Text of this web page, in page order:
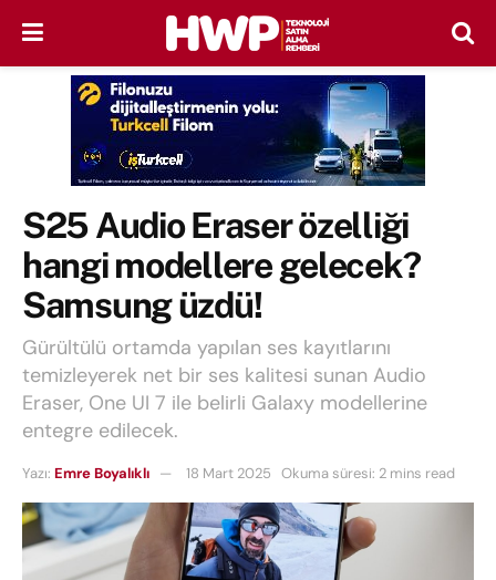
S25 Audio Eraser özelliği
hangi modellere gelecek?
Samsung üzdü!
Gürültülü ortamda yapılan ses kayıtlarını
temizleyerek net bir ses kalitesi sunan Audio
Eraser, One UI 7 ile belirli Galaxy modellerine
entegre edilecek.
Yazı: Emre Boyalıklı 18 Mart 2025 Okuma süresi: 2 mins read